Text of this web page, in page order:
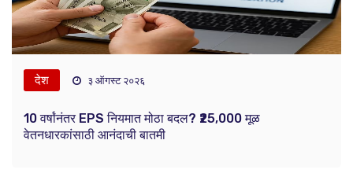
देश ३ ऑगस्ट २०२६
10 वर्षांनंतर EPS नियमात मोठा बदल? ₹25,000 मूळ
वेतनधारकांसाठी आनंदाची बातमी